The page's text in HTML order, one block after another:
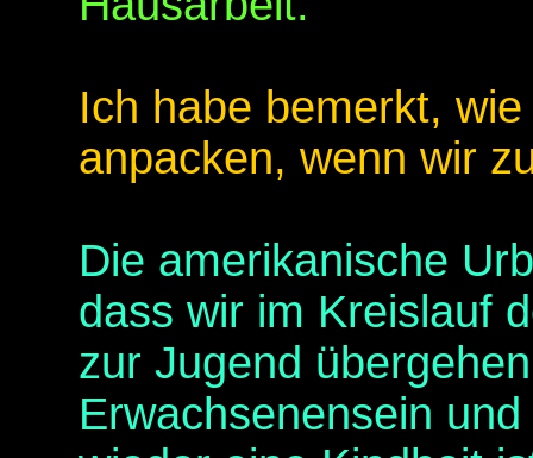
Ich habe bemerkt,
anpacken, wenn wir
Die amerikanische
dass wir im Kreislauf
zur Jugend
Erwachsenensein